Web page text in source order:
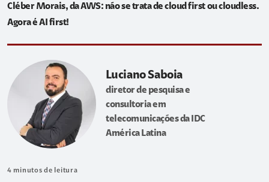
Cléber Morais, da AWS: não se trata de cloud first ou cloudless.
Agora é AI first!
Luciano Saboia
diretor de pesquisa e
consultoria em
telecomunicações da IDC
América Latina
4 minutos de leitura